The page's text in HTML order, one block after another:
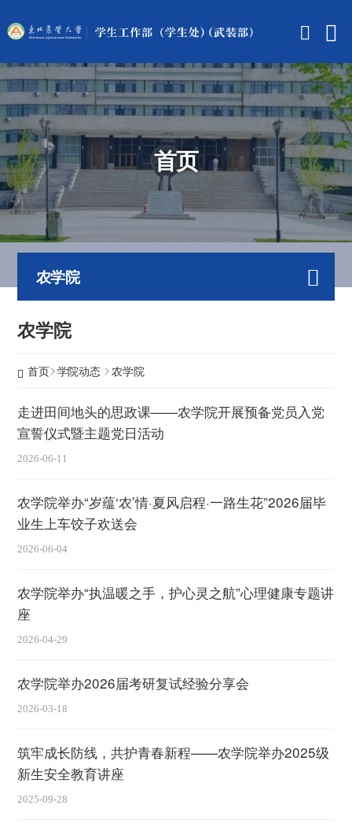
首页
农学院
农学院
首页 学院动态 农学院
走进田间地头的思政课——农学院开展预备党员入党
宣誓仪式暨主题党日活动
2026-06-11
农学院举办“岁蕴‘农’情·夏风启程·一路生花”2026届毕
业生上车饺子欢送会
2026-06-04
农学院举办“执温暖之手，护心灵之航”心理健康专题讲
座
2026-04-29
农学院举办2026届考研复试经验分享会
2026-03-18
筑牢成长防线，共护青春新程——农学院举办2025级
新生安全教育讲座
2025-09-28